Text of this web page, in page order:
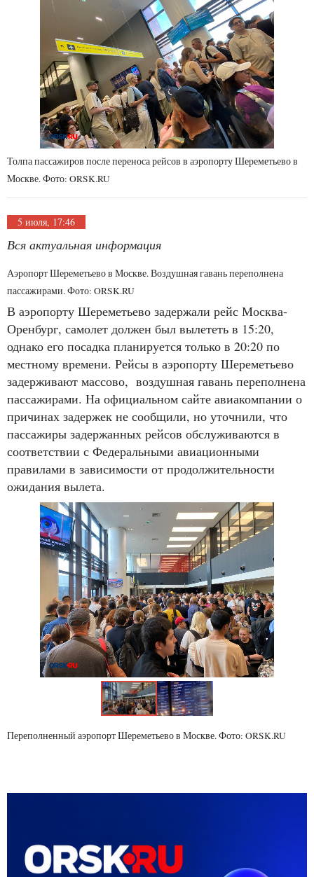
Толпа пассажиров после переноса рейсов в аэропорту Шереметьево в
Москве. Фото: ORSK.RU
5 июля, 17:46
Вся актуальная информация
Аэропорт Шереметьево в Москве. Воздушная гавань переполнена
пассажирами. Фото: ORSK.RU
В аэропорту Шереметьево задержали рейс Москва-
Оренбург, самолет должен был вылететь в 15:20,
однако его посадка планируется только в 20:20 по
местному времени. Рейсы в аэропорту Шереметьево
задерживают массово, воздушная гавань переполнена
пассажирами. На официальном сайте авиакомпании о
причинах задержек не сообщили, но уточнили, что
пассажиры задержанных рейсов обслуживаются в
соответствии с Федеральными авиационными
правилами в зависимости от продолжительности
ожидания вылета.
Переполненный аэропорт Шереметьево в Москве. Фото: ORSK.RU